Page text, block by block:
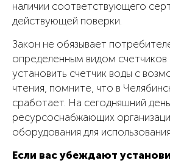
наличии соответствующего
действующей поверки.
Закон не обязывает
определенным видом
установить счетчик воды с
чтения, помните, что в
сработает. На сегодняшний
ресурсоснабжающих
оборудования для
Если вас убеждают